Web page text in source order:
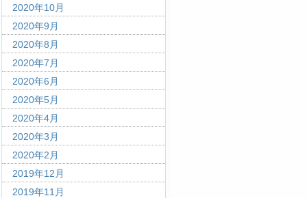
2020年10月
2020年9月
2020年8月
2020年7月
2020年6月
2020年5月
2020年4月
2020年3月
2020年2月
2019年12月
2019年11月